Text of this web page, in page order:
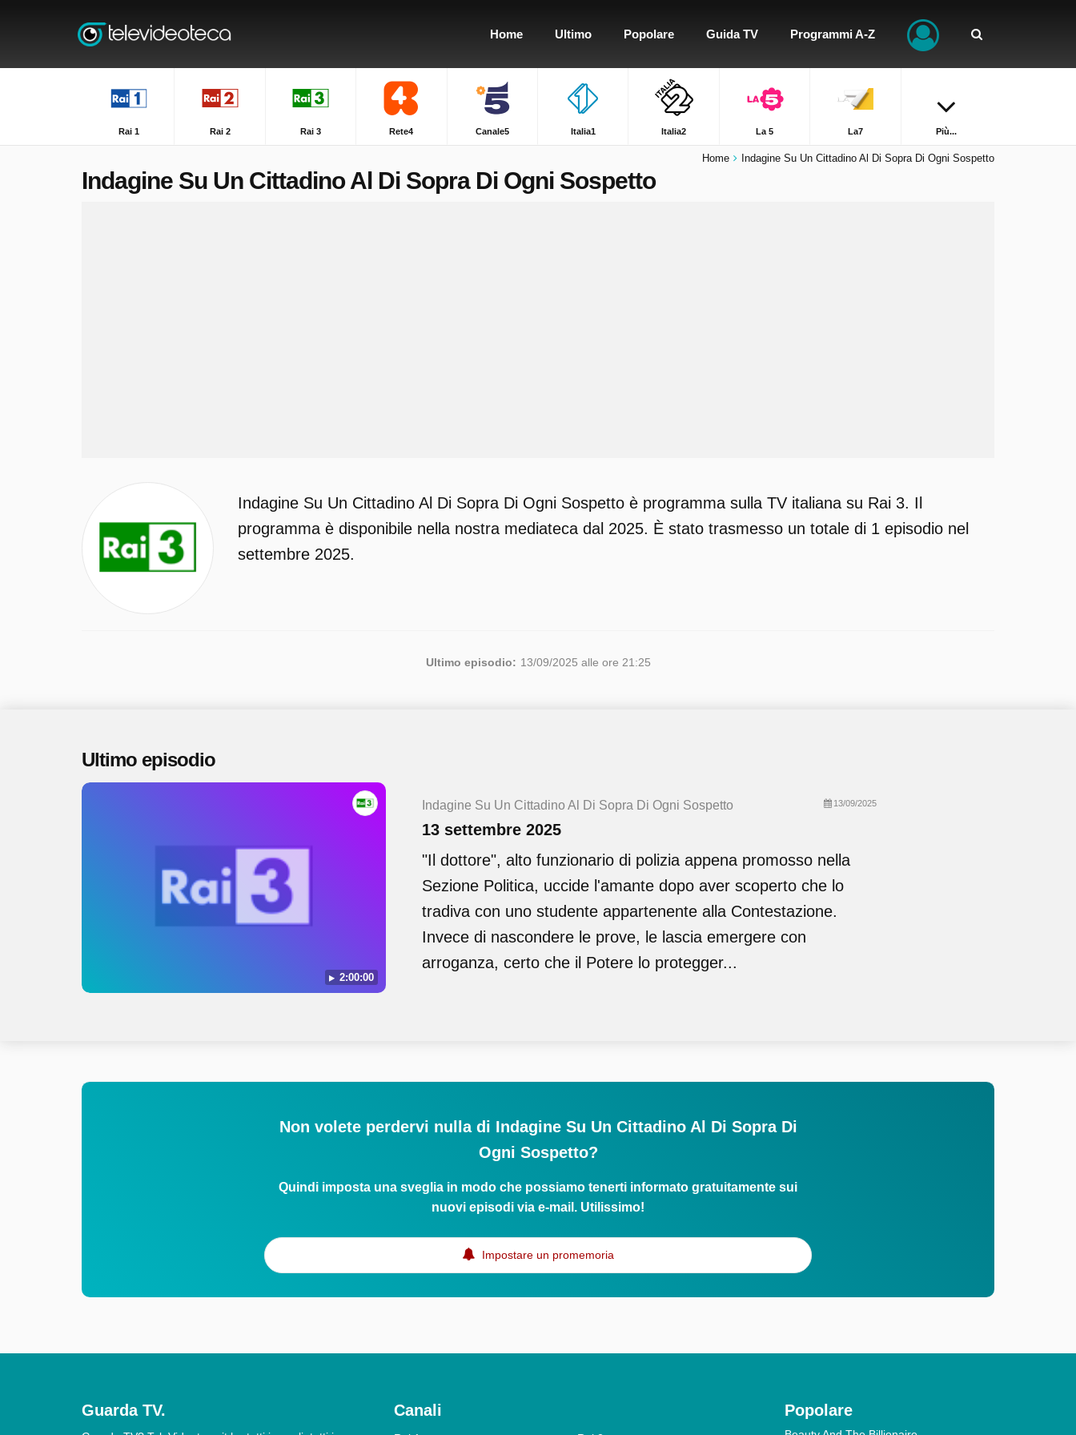
Home Ultimo Popolare Guida TV Programmi A-Z
Rai 1 Rai 2 Rai 3 Rete4 Canale5 Italia1 Italia2 La 5 La7 Più...
Home Indagine Su Un Cittadino Al Di Sopra Di Ogni Sospetto
Indagine Su Un Cittadino Al Di Sopra Di Ogni Sospetto
Indagine Su Un Cittadino Al Di Sopra Di Ogni Sospetto è programma sulla TV italiana su Rai 3. Il
programma è disponibile nella nostra mediateca dal 2025. È stato trasmesso un totale di 1 episodio nel
settembre 2025.
Ultimo episodio: 13/09/2025 alle ore 21:25
Ultimo episodio
2:00:00
Indagine Su Un Cittadino Al Di Sopra Di Ogni Sospetto 13/09/2025
13 settembre 2025
"Il dottore", alto funzionario di polizia appena promosso nella
Sezione Politica, uccide l'amante dopo aver scoperto che lo
tradiva con uno studente appartenente alla Contestazione.
Invece di nascondere le prove, le lascia emergere con
arroganza, certo che il Potere lo protegger...
Non volete perdervi nulla di Indagine Su Un Cittadino Al Di Sopra Di
Ogni Sospetto?
Quindi imposta una sveglia in modo che possiamo tenerti informato gratuitamente sui
nuovi episodi via e-mail. Utilissimo!
Impostare un promemoria
Guarda TV. Canali Popolare